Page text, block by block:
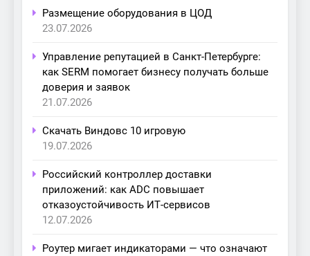
Размещение оборудования в ЦОД
23.07.2026
Управление репутацией в Санкт-Петербурге:
как SERM помогает бизнесу получать больше
доверия и заявок
21.07.2026
Скачать Виндовс 10 игровую
19.07.2026
Российский контроллер доставки
приложений: как ADC повышает
отказоустойчивость ИТ-сервисов
12.07.2026
Роутер мигает индикаторами — что означают